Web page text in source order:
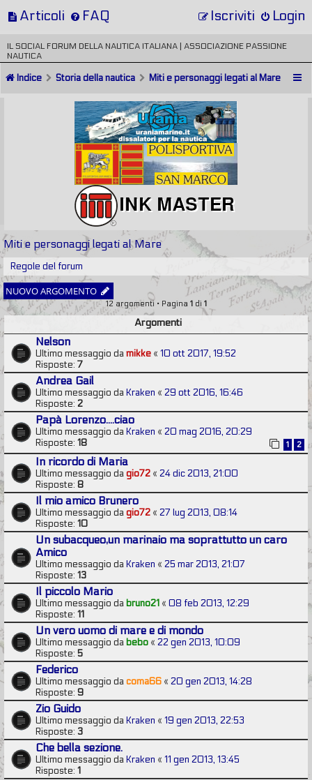
Articoli FAQ Login
Iscriviti
IL SOCIAL FORUM DELLA NAUTICA ITALIANA | ASSOCIAZIONE PASSIONE
NAUTICA
Indice Storia della nautica Miti e personaggi legati al Mare
Miti e personaggi legati al Mare
Regole del forum
NUOVO ARGOMENTO
12 argomenti • Pagina 1di 1
Argomenti
Nelson
Ultimo messaggio damikke « 10 ott 2017, 19:52
Risposte: 7
Andrea Gail
Ultimo messaggio da Kraken « 29 ott 2016, 16:46
Risposte: 2
Papà Lorenzo....ciao
Ultimo messaggio da Kraken « 20 mag 2016, 20:29
Risposte: 18 1 2
In ricordo di Maria
Ultimo messaggio dagio72 « 24 dic 2013, 21:00
Risposte: 8
Il mio amico Brunero
Ultimo messaggio dagio72 « 27 lug 2013, 08:14
Risposte: 10
Un subacqueo,un marinaio ma soprattutto un caro
Amico
Ultimo messaggio daKraken « 25 mar 2013, 21:07
Risposte: 13
Il piccolo Mario
Ultimo messaggio dabruno21 « 08 feb 2013, 12:29
Risposte: 11
Un vero uomo di mare e di mondo
Ultimo messaggio dabebo « 22 gen 2013, 10:09
Risposte: 5
Federico
Ultimo messaggio dacoma66 « 20 gen 2013, 14:28
Risposte: 9
Zio Guido
Ultimo messaggio daKraken « 19 gen 2013, 22:53
Risposte: 3
Che bella sezione.
Ultimo messaggio daKraken « 11 gen 2013, 13:45
Risposte: 1